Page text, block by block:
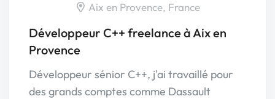
Aix en Provence, France
Développeur C++ freelance à Aix en
Provence
Développeur sénior C++, j'ai travaillé pour
des grands comptes comme Dassault